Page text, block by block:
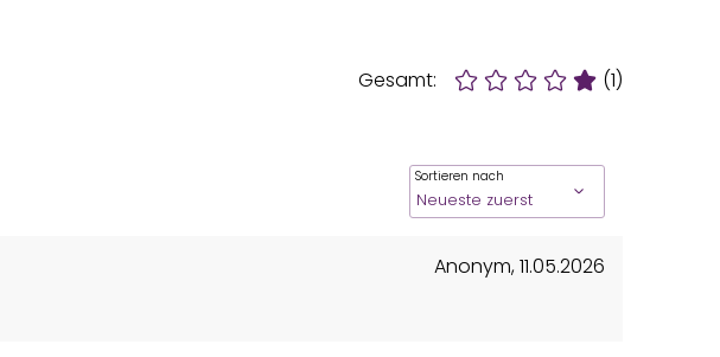
Gesamt: (1)
Sortieren nach
Anonym,11.05.2026